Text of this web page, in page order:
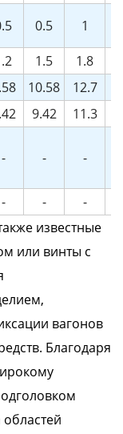
0.5 1
1.5 1.8
10.58 12.7
9.42 11.3
- - -
- - -
известные
или винты с
вагонов
Благодаря